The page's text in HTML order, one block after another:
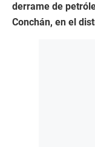
derrame de
Conchán, en el